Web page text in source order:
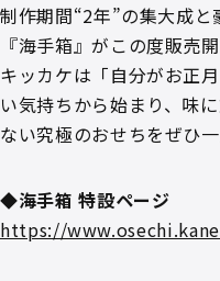
制作期間“2年”の集大成
『海手箱』がこの度販売開
キッカケは「自分がお正
い気持ちから始まり、味
ない究極のおせちをぜひ
◆海手箱 特設ページ
https://